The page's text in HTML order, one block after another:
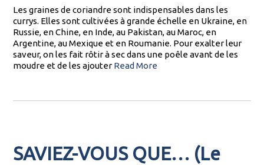
Les graines de coriandre sont indispensables dans les
currys. Elles sont cultivées à grande échelle en Ukraine, en
Russie, en Chine, en Inde, au Pakistan, au Maroc, en
Argentine, au Mexique et en Roumanie. Pour exalter leur
saveur, on les fait rôtir à sec dans une poêle avant de les
moudre et de les ajouter Read More
SAVIEZ-VOUS QUE… (Le